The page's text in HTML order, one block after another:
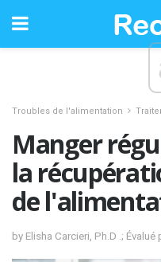
Troubles de l'alimentation
Manger
la
de
by Elisha Carcieri, Ph.D .; Évalué